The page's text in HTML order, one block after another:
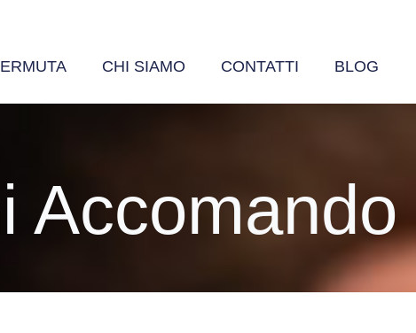
CHI SIAMO CONTATTI BLOG
Accomando